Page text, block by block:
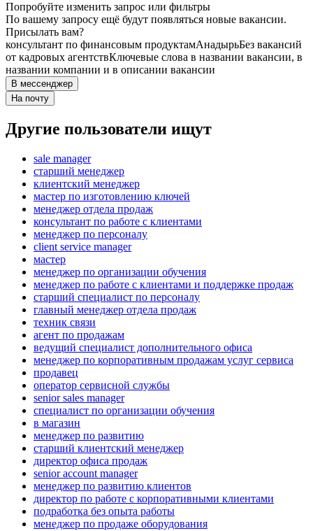
Попробуйте изменить запрос или фильтры
По вашему запросу ещё будут появляться новые вакансии.
Присылать вам?
консультант по финансовым продуктамАнадырьБез вакансий
от кадровых агентствКлючевые слова в названии вакансии, в
названии компании и в описании вакансии
В мессенджер
На почту
Другие пользователи ищут
sale manager
старший менеджер
клиентский менеджер
мастер по изготовлению ключей
менеджер отдела продаж
консультант по работе с клиентами
менеджер по персоналу
client service manager
мастер
менеджер по организации обучения
менеджер по работе с клиентами и поддержке продаж
старший специалист по персоналу
главный менеджер отдела продаж
техник связи
агент по продажам
ведущий специалист дополнительного офиса
менеджер по корпоративным продажам услуг сервиса
продавец
оператор сервисной службы
senior sales manager
специалист по организации обучения
в магазин
менеджер по развитию
старший клиентский менеджер
директор офиса продаж
senior account manager
менеджер по развитию клиентов
директор по работе с корпоративными клиентами
подработка без опыта работы
менеджер по продаже оборудования